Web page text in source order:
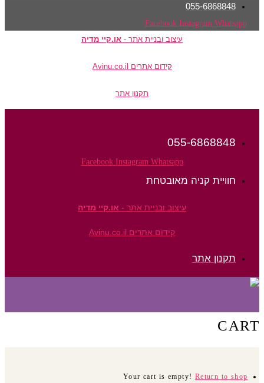
055-6868848
Facebook Instagram Whatsapp
עיצוב ובניית אתר -או.קיי מדיה
קידום אתרים Avinu.co.il
תקנון אתר
055-6868848
Facebook Instagram Whatsapp
חוויית קניה מאובטחת
עיצוב ובניית אתר -או.קיי מדיה
קידום אתרים Avinu.co.il
תקנון אתר
CART
Your cart is empty!Return to shop